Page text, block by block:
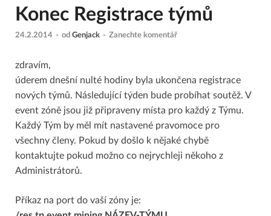
Konec Registrace týmů
24.2.2014 - od Genjack - Zanechte komentář
zdravím,
úderem dnešní nulté hodiny byla ukončena registrace
nových týmů. Následující týden bude probíhat soutěž. V
event zóně jsou již připraveny místa pro každý z Týmu.
Každý Tým by měl mít nastavené pravomoce pro
všechny členy. Pokud by došlo k nějaké chybě
kontaktujte pokud možno co nejrychleji někoho z
Administrátorů.
Příkaz na port do vaší zóny je: